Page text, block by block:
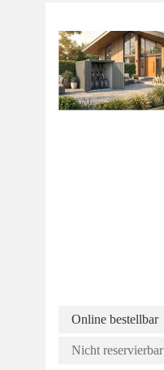
Online bestellbar
Nicht reservierbar